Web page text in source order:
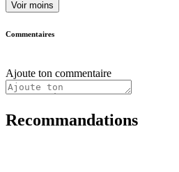
Voir moins
Commentaires
Ajoute ton commentaire
Recommandations